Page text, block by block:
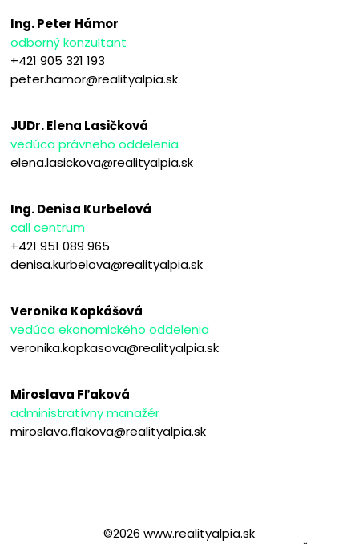
Ing. Peter Hámor
odborný konzultant
+421 905 321 193
peter.hamor@realityalpia.sk
JUDr. Elena Lasičková
vedúca právneho oddelenia
elena.lasickova@realityalpia.sk
Ing. Denisa Kurbelová
call centrum
+421 951 089 965
denisa.kurbelova@realityalpia.sk
Veronika Kopkášová
vedúca ekonomického oddelenia
veronika.kopkasova@realityalpia.sk
Miroslava Fľaková
administratívny manažér
miroslava.flakova@realityalpia.sk
©2026 www.realityalpia.sk